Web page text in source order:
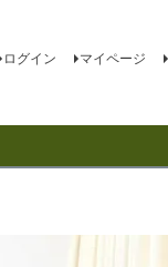
ログイン マイページ